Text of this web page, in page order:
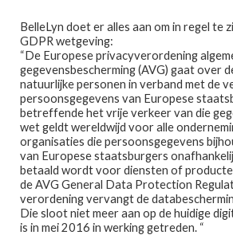
door
naar
navigatie
naar
de
inhoud
Home
Afspraak maken
Prijslijst
Home PRODUCTEN GETAGGED
libre
BelleLyn doet er alles aan om in regel te
GDPR wetgeving:
“De Europese privacyverordening
gegevensbescherming (AVG) gaat over
natuurlijke personen in verband met de
persoonsgegevens van Europese
betreffende het vrije verkeer van die
wet geldt wereldwijd voor alle
organisaties die persoonsgegevens
van Europese staatsburgers
betaald wordt voor diensten of
de AVG General Data Protection
verordening vervangt de
Die sloot niet meer aan op de huidige
is in mei 2016 in werking getreden. “